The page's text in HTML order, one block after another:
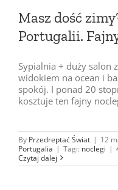
Masz dość
Portugalii.
Sypialnia + duży salon
widokiem na ocean i
spokój. I ponad 20
kosztuje ten fajny
By Przedreptać Świat | 12
Portugalia | Tagi: noclegi |
Czytaj dalej